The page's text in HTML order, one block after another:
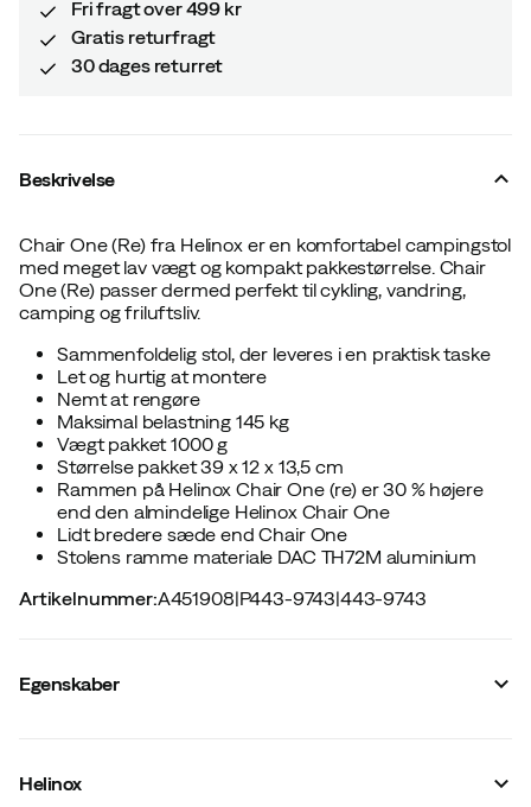
Fri fragt over 499 kr
Gratis returfragt
30 dages returret
Beskrivelse
Chair One (Re) fra Helinox er en komfortabel campingstol
med meget lav vægt og kompakt pakkestørrelse. Chair
One (Re) passer dermed perfekt til cykling, vandring,
camping og friluftsliv.
Sammenfoldelig stol, der leveres i en praktisk taske
Let og hurtig at montere
Nemt at rengøre
Maksimal belastning 145 kg
Vægt pakket 1000 g
Størrelse pakket 39 x 12 x 13,5 cm
Rammen på Helinox Chair One (re) er 30 % højere
end den almindelige Helinox Chair One
Lidt bredere sæde end Chair One
Stolens ramme materiale DAC TH72M aluminium
Artikelnummer:A451908|P443-9743|443-9743
Egenskaber
Maksimal last
Helinox